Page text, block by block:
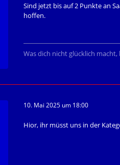
Sind jetzt bis auf 2 Punkte an
hoffen.
Was dich nicht glücklich macht,
10. Mai 2025 um 18:00
Hior, ihr müsst uns in der